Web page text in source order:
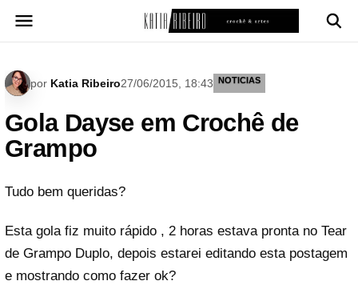
para
por Katia Ribeiro27/06/2015, 18:43 NOTICIAS
Gola Dayse em Crochê de
Grampo
Tudo bem queridas?
Esta gola fiz muito rápido , 2 horas estava pronta no Tear
de Grampo Duplo, depois estarei editando esta postagem
e mostrando como fazer ok?